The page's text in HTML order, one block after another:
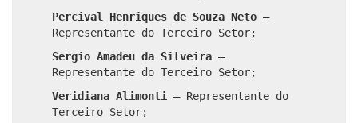
Percival Henriques de Souza Neto –
Representante do Terceiro Setor;
Sergio Amadeu da Silveira –
Representante do Terceiro Setor;
Veridiana Alimonti
– Representante do
Terceiro Setor;